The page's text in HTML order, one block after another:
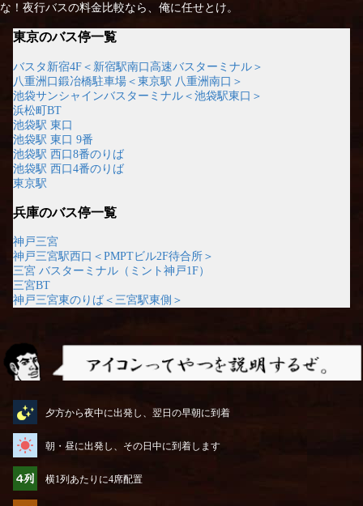
な！夜行バスの料金比較なら、俺に任せとけ。
東京のバス停一覧
バスタ新宿4F＜新宿駅南口高速バスターミナル＞
八重洲口鍛冶橋駐車場＜東京駅 八重洲南口＞
池袋サンシャインバスターミナル＜池袋駅東口＞
浜松町BT
池袋駅 東口
池袋駅 東口 9番
池袋駅 西口8番のりば
池袋駅 西口4番のりば
東京駅
兵庫のバス停一覧
神戸三宮
神戸三宮駅西口＜PMPTビル2F待合所＞
三宮 バスターミナル（ミント神戸1F）
三宮BT
神戸三宮東のりば＜三宮駅東側＞
夕方から夜中に出発し、翌日の早朝に到着
朝・昼に出発し、その日中に到着します
横1列あたりに4席配置